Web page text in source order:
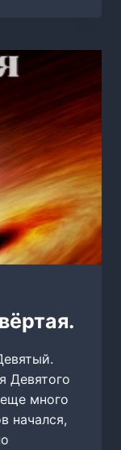
Девятого
много
начался,